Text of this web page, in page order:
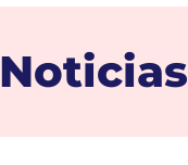
Noticias